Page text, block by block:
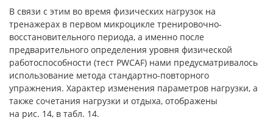
В связи с этим во время физических нагрузок на
тренажерах в первом микроцикле тренировочно-
восстановительного периода, а именно после
предварительного определения уровня физической
работоспособности (тест PWCAF) нами предусматривалось
использование метода стандартно-повторного
упражнения. Характер изменения параметров нагрузки, а
также сочетания нагрузки и отдыха, отображены
на рис. 14, в табл. 14.